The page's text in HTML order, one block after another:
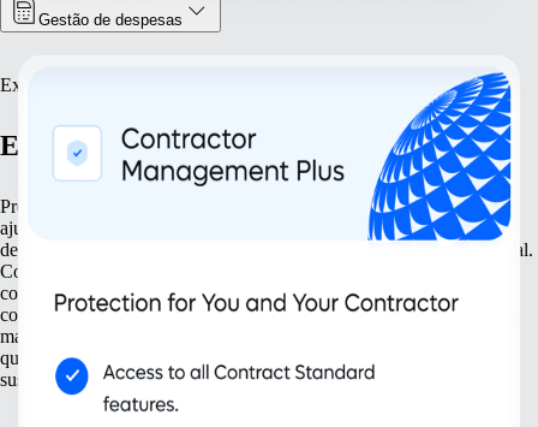
Gestão de despesas
Expandir
Expande com confiança
Prepara o teu negócio para crescer a cada etapa. As nossas soluções
ajudam-te a simplificar a tua expansão desde o primeiro momento,
desde a criação de novas entidades à gestão da propriedade intelectual.
Com ferramentas concebidas para as necessidades atuais e futuras,
como a gestão de trabalhadores independentes e a conformidade
contínua, garantes que a tua organização cresce não só em dimensão,
mas também de forma mais inteligente. Aposta numa escalabilidade
que acompanha a evolução do teu negócio e impulsiona o sucesso
sustentável.